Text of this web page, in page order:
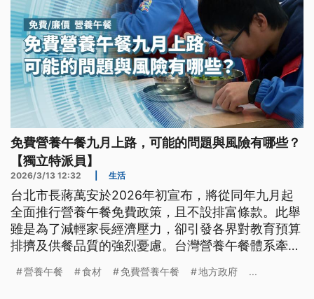
免費營養午餐九月上路，可能的問題與風險有哪些？
【獨立特派員】
2026/3/13 12:32 生活
台北市長蔣萬安於2026年初宣布，將從同年九月起
全面推行營養午餐免費政策，且不設排富條款。此舉
雖是為了減輕家長經濟壓力，卻引發各界對教育預算
排擠及供餐品質的強烈憂慮。台灣營養午餐體系牽涉
《營養午餐專法》規範的前提下，長年處於「各縣市
營養午餐 食材 免費營養午餐 地方政府 ...